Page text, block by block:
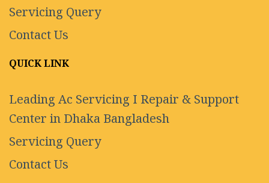
Servicing Query
Contact Us
QUICK LINK
Leading Ac Servicing I Repair & Support
Center in Dhaka Bangladesh
Servicing Query
Contact Us